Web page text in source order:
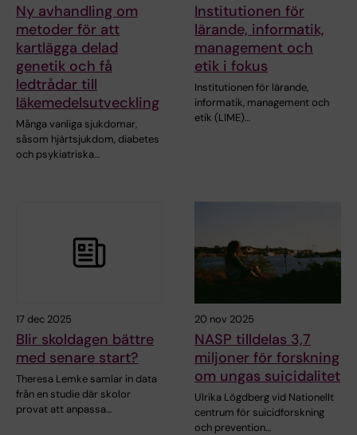
Ny avhandling om
metoder för att
kartlägga delad
genetik och få
ledtrådar till
läkemedelsutveckling
Många vanliga sjukdomar,
såsom hjärtsjukdom, diabetes
och psykiatriska…
Institutionen för
lärande, informatik,
management och
etik i fokus
Institutionen för lärande,
informatik, management och
etik (LIME)…
17 dec 2025
Blir skoldagen bättre
med senare start?
Theresa Lemke samlar in data
från en studie där skolor
provat att anpassa…
20 nov 2025
NASP tilldelas 3,7
miljoner för forskning
om ungas suicidalitet
Ulrika Lögdberg vid Nationellt
centrum för suicidforskning
och prevention…